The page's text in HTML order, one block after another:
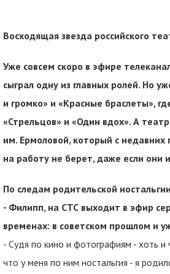
Восходящая звезда российского
Уже совсем скоро в эфире
сыграл одну из главных ролей. Но
и громко» и «Красные браслеты»,
«Стрельцов» и «Один вдох». А
им. Ермоловой, который с недавних
на работу не берет, даже если они
По следам родительской ностальгии
- Филипп, на СТС выходит в эфир
временах: в советском прошлом и
- Судя по кино и фотографиям - хоть и
что у меня по ним ностальгия - я